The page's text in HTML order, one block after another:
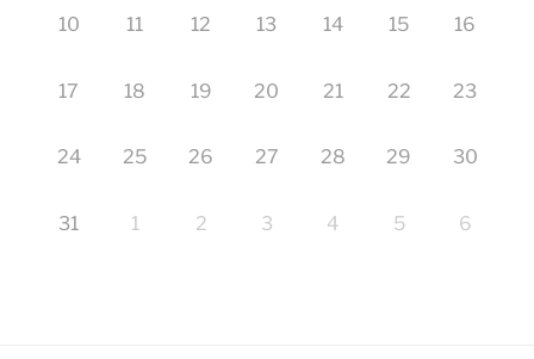
10 11 12 13 14 15 16
17 18 19 20 21 22 23
24 25 26 27 28 29 30
31 1 2 3 4 5 6